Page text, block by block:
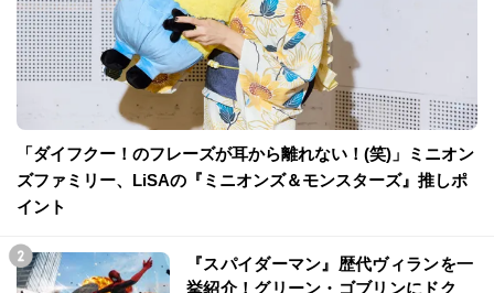
「ダイフクー！のフレーズが耳から離れない！(笑)」ミニオン
ズファミリー、LiSAの『ミニオンズ＆モンスターズ』推しポ
イント
『スパイダーマン』歴代ヴィランを一
挙紹介！グリーン・ゴブリンにドク